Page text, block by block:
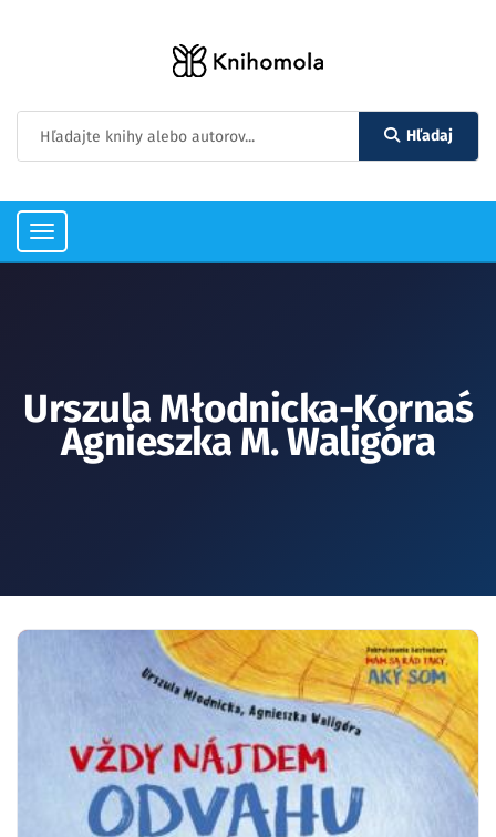
Hľadaj
Toggle
Urszula Młodnicka-Kornaś
Agnieszka M. Waligóra